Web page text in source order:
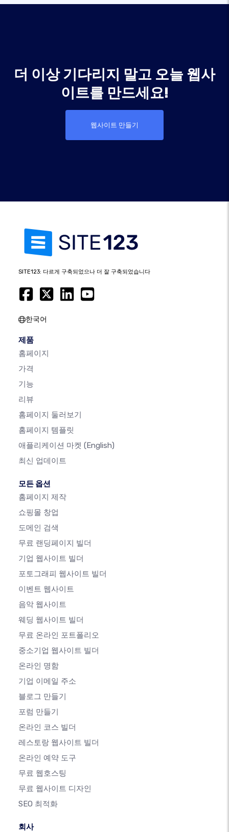
더 이상 기다리지 말고 오늘 웹사
이트를 만드세요!
웹사이트 만들기
SITE123: 다르게 구축되었으나 더 잘 구축되었습니다
한국어
제품
홈페이지
가격
기능
리뷰
홈페이지 둘러보기
홈페이지 템플릿
애플리케이션 마켓 (English)
최신 업데이트
모든 옵션
홈페이지 제작
쇼핑몰 창업
도메인 검색
무료 랜딩페이지 빌더
기업 웹사이트 빌더
포토그래피 웹사이트 빌더
이벤트 웹사이트
음악 웹사이트
웨딩 웹사이트 빌더
무료 온라인 포트폴리오
중소기업 웹사이트 빌더
온라인 명함
기업 이메일 주소
블로그 만들기
포럼 만들기
온라인 코스 빌더
레스토랑 웹사이트 빌더
온라인 예약 도구
무료 웹호스팅
무료 웹사이트 디자인
SEO 최적화
회사